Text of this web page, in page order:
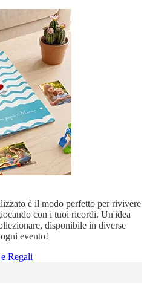
è il modo perfetto per rivivere
con i tuoi ricordi. Un'idea
disponibile in diverse
evento!
Regali